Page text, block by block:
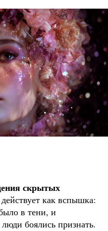
скрытых
как вспышка:
в тени, и
боялись признать.